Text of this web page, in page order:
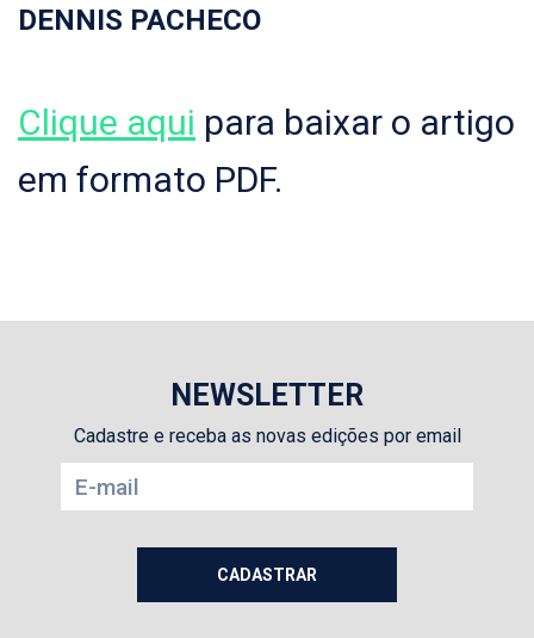
DENNIS PACHECO
Clique aqui para baixar o artigo
em formato PDF.
NEWSLETTER
Cadastre e receba as novas edições por email